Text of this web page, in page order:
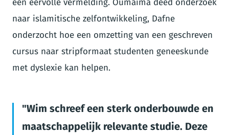
een eervolle vermelding. Oumaima deed onderzoek
naar islamitische zelfontwikkeling, Dafne
onderzocht hoe een omzetting van een geschreven
cursus naar stripformaat studenten geneeskunde
met dyslexie kan helpen.
Wim schreef een sterk onderbouwde en
maatschappelijk relevante studie. Deze